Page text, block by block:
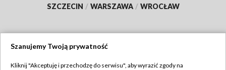
SZCZECIN / WARSZAWA / WROCŁAW
Szanujemy Twoją prywatność
Kliknij "Akceptuję i przechodzę do serwisu", aby wyrazić zgody na